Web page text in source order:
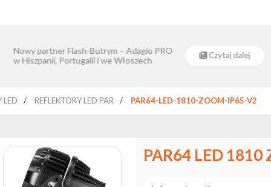
Rozwoju Regionalnego z poddziałania 1.1.1.
Flash-Butrym Spółka
dla Nowoczesnej
Eventsklep - oficjalnym dystrybutorem
Flash-Butrym !
Czytaj dalej
LED REFLEKTORY LED PAR PAR64-LED-1810-ZOOM-IP65-V2
PAR64 LED 1810